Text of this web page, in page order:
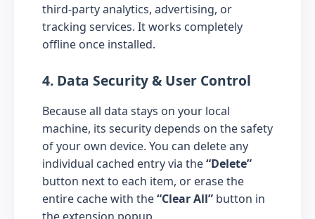
third‑party analytics, advertising, or
tracking services. It works completely
offline once installed.
4. Data Security & User Control
Because all data stays on your local
machine, its security depends on the safety
of your own device. You can delete any
individual cached entry via the“Delete”
button next to each item, or erase the
entire cache with the“Clear All” button in